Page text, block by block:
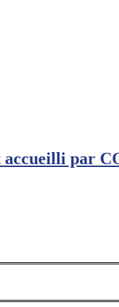
accueilli par